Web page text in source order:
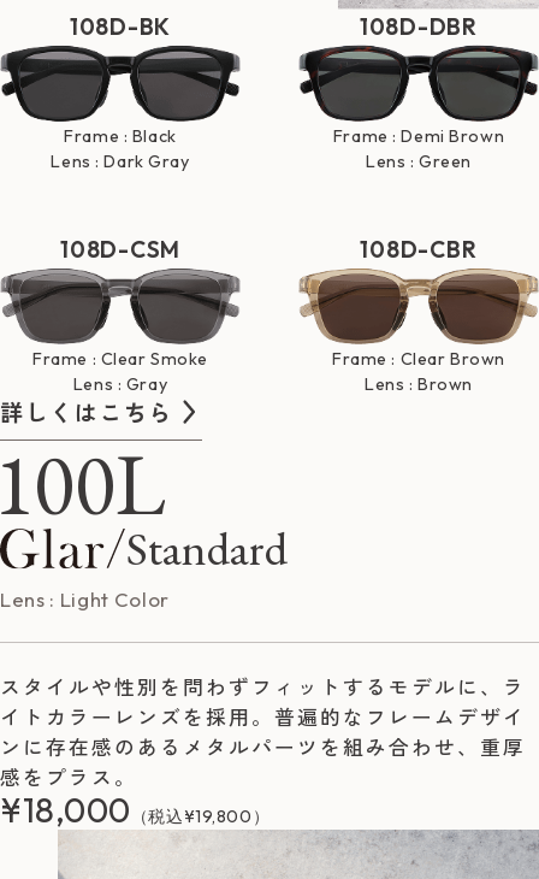
108D-BK
Frame : Black
Lens : Dark Gray
108D-DBR
Frame : Demi Brown
Lens : Green
108D-CSM
Frame : Clear Smoke
Lens : Gray
108D-CBR
Frame : Clear Brown
Lens : Brown
詳しくはこちら
Standard
Lens : Light Color
スタイルや性別を問わずフィットするモデルに、ラ
イトカラーレンズを採用。普遍的なフレームデザイ
ンに存在感のあるメタルパーツを組み合わせ、重厚
感をプラス。
¥18,000 （税込¥19,800）